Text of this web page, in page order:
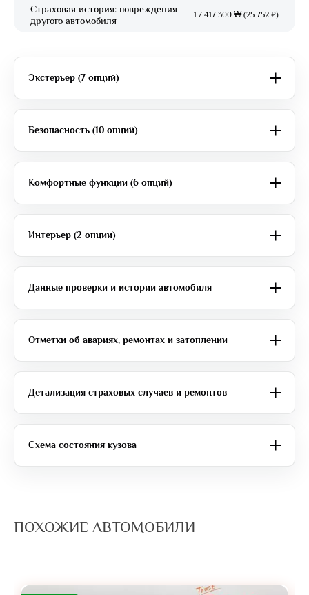
Страховая история: повреждения
другого автомобиля
1 / 417 300 ₩ (25 752 ₽)
Экстерьер (7 опций)
Безопасность (10 опций)
Комфортные функции (6 опций)
Интерьер (2 опции)
Данные проверки и истории автомобиля
Отметки об авариях, ремонтах и затоплении
Детализация страховых случаев и ремонтов
Схема состояния кузова
ПОХОЖИЕ АВТОМОБИЛИ